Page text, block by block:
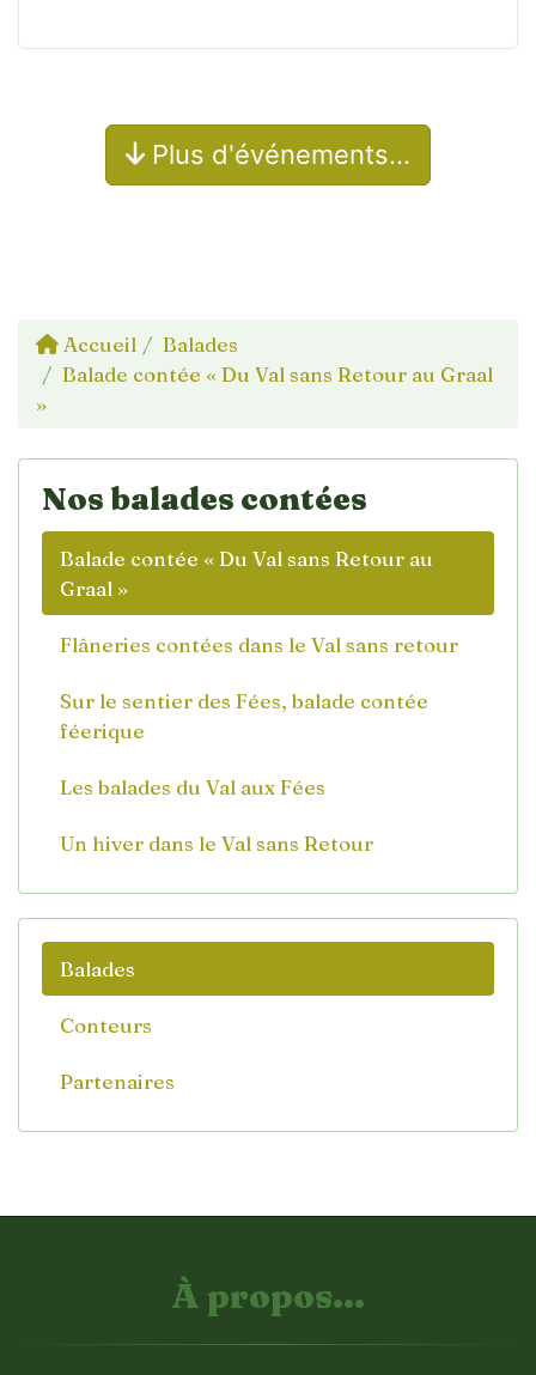
Plus d'événements…
Accueil
Balades
Balade contée « Du Val sans Retour au Graal
»
Nos balades contées
Balade contée « Du Val sans Retour au
Graal »
Flâneries contées dans le Val sans retour
Sur le sentier des Fées, balade contée
féerique
Les balades du Val aux Fées
Un hiver dans le Val sans Retour
Balades
Conteurs
Partenaires
À propos...